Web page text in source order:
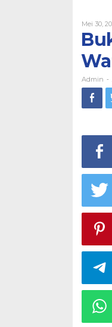
Mei 30,
Admin -